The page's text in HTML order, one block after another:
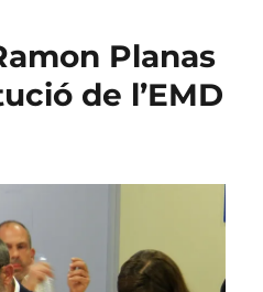
Planas
de l’EMD